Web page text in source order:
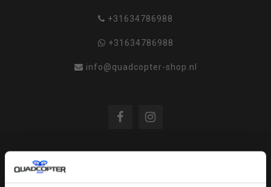
+31634786988
+31634786988
info@quadcopter-shop.nl
REVIEWS